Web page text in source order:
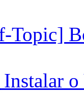
Topic]